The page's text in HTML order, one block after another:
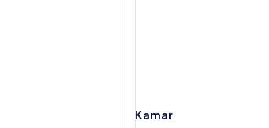
Kamar